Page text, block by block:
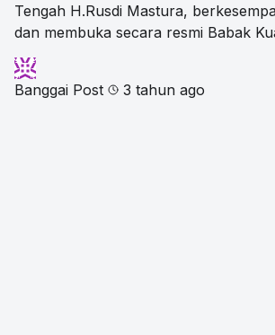
Tengah H.Rusdi Mastura,
dan membuka secara resmi Babak
Banggai Post 3 tahun ago